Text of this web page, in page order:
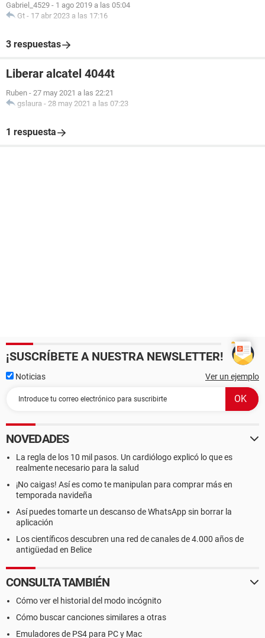
Gabriel_4529 - 1 ago 2019 a las 05:04
Gt - 17 abr 2023 a las 17:16
3 respuestas
Liberar alcatel 4044t
Ruben - 27 may 2021 a las 22:21
gslaura - 28 may 2021 a las 07:23
1 respuesta
¡SUSCRÍBETE A NUESTRA NEWSLETTER!
Noticias Ver un ejemplo
NOVEDADES
La regla de los 10 mil pasos. Un cardiólogo explicó lo que es
realmente necesario para la salud
¡No caigas! Así es como te manipulan para comprar más en
temporada navideña
Así puedes tomarte un descanso de WhatsApp sin borrar la
aplicación
Los científicos descubren una red de canales de 4.000 años de
antigüedad en Belice
CONSULTA TAMBIÉN
Cómo ver el historial del modo incógnito
Cómo buscar canciones similares a otras
Emuladores de PS4 para PC y Mac